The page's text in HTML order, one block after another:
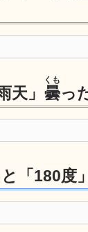
」 曇
くも
っ
「180度